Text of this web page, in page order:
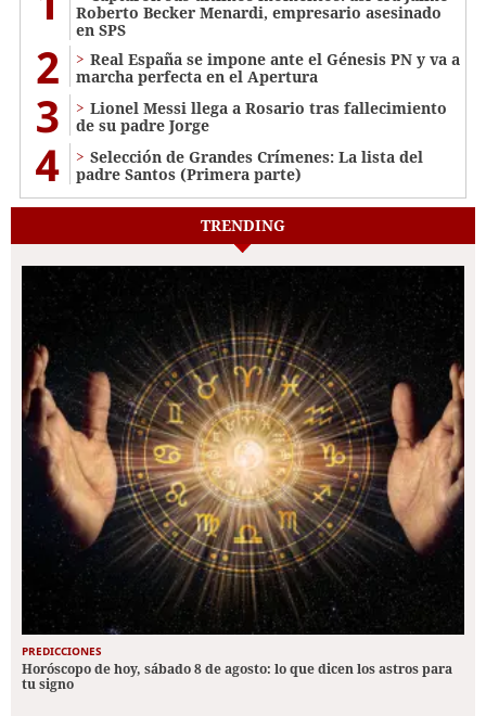
Roberto Becker Menardi​​​, empresario asesinado
en SPS
2
Real España se impone ante el Génesis PN y va a
marcha perfecta en el Apertura
3
Lionel Messi llega a Rosario tras fallecimiento
de su padre Jorge
4
Selección de Grandes Crímenes: La lista del
padre Santos (Primera parte)
TRENDING
PREDICCIONES
Horóscopo de hoy, sábado 8 de agosto: lo que dicen los astros para
tu signo